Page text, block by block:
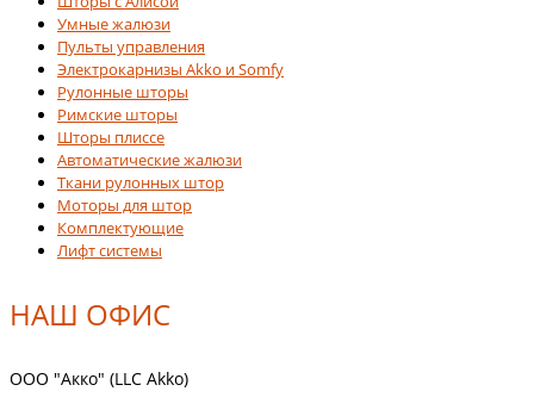
Умные жалюзи
Пульты управления
Электрокарнизы Akko и Somfy
Рулонные шторы
Римские шторы
Шторы плиссе
Автоматические жалюзи
Ткани рулонных штор
Моторы для штор
Комплектующие
Лифт системы
НАШ ОФИС
ООО "Акко" (LLC Akko)